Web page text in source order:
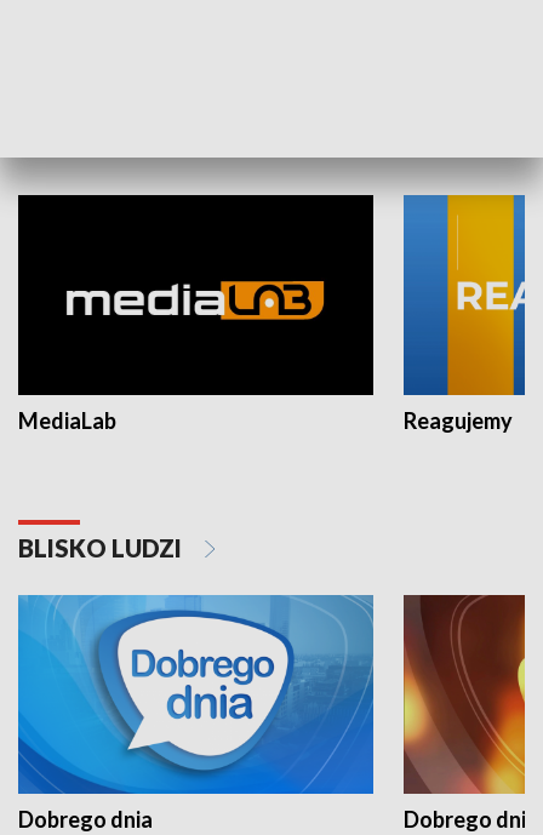
MediaLab Reagujemy
BLISKO LUDZI
Dobrego dnia Dobrego dnia